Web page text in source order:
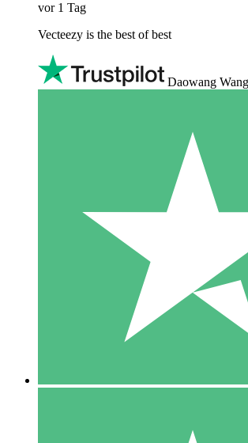
vor 1 Tag
Vecteezy is the best of best
Daowang